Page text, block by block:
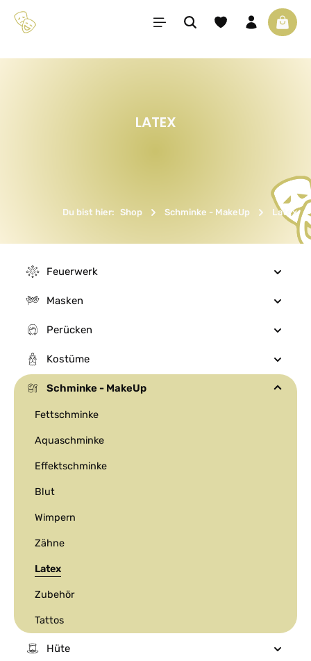
Zum Hauptinhalt springen Du hast 0 Produkte
LATEX
Du bist hier: Shop Schminke - MakeUp Latex
Feuerwerk
Masken
Perücken
Kostüme
Schminke - MakeUp
Fettschminke
Aquaschminke
Effektschminke
Blut
Wimpern
Zähne
Latex
Zubehör
Tattos
Hüte